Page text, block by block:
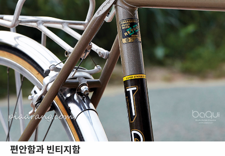
편안함과 빈티지함